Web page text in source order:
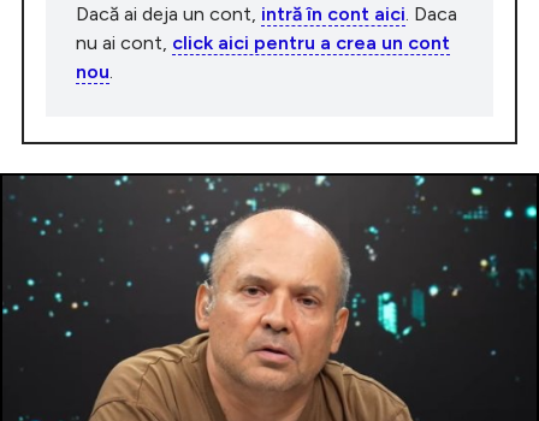
Dacă ai deja un cont, intră în cont aici . Daca
nu ai cont, click aici pentru a crea un cont
nou